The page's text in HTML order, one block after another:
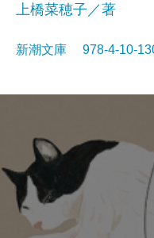
上橋菜穂子／著
新潮文庫 978-4-10-